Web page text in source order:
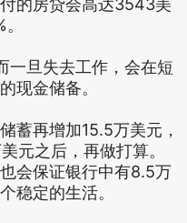
一旦失去工作，会在短
现金储备。
蓄再增加15.5万美元，
元之后，再做打算。
会保证银行中有8.5万
稳定的生活。